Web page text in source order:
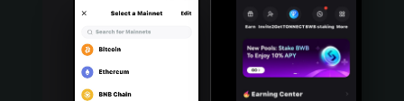
Português (Portugal)